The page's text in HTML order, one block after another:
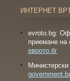
ИНТЕРНЕТ
evroto.bg:
приемане на
еврото.бг